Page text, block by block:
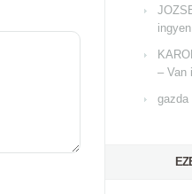
– Van
gazda